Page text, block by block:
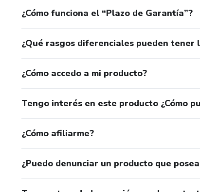
¿Cómo funciona el “Plazo de Garantía”?
¿Qué rasgos diferenciales pueden tener
¿Cómo accedo a mi producto?
Tengo interés en este producto ¿Cómo
¿Cómo afiliarme?
¿Puedo denunciar un producto que